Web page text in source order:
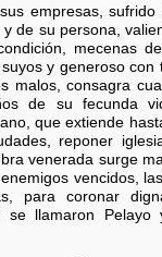
empresas, sufrido
de su persona,
mecenas
y generoso con
malos, consagra
de su fecunda
que extiende
reponer
venerada surge
vencidos,
para coronar
se llamaron Pelayo